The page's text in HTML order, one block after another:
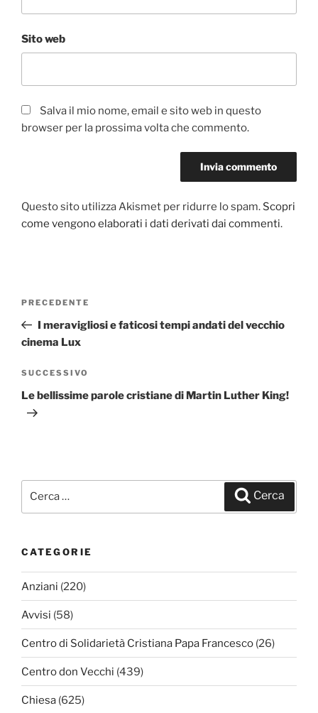
Sito web
Salva il mio nome, email e sito web in questo
browser per la prossima volta che commento.
Questo sito utilizza Akismet per ridurre lo spam. Scopri
come vengono elaborati i dati derivati dai commenti.
Navigazione
Articolo
precedente:
PRECEDENTE
I meravigliosi e faticosi tempi andati del vecchio
cinema Lux
Articolo
successivo
SUCCESSIVO
Le bellissime parole cristiane di Martin Luther King!
Cerca:
Cerca
CATEGORIE
Anziani (220)
Avvisi (58)
Centro di Solidarietà Cristiana Papa Francesco (26)
Centro don Vecchi (439)
Chiesa (625)